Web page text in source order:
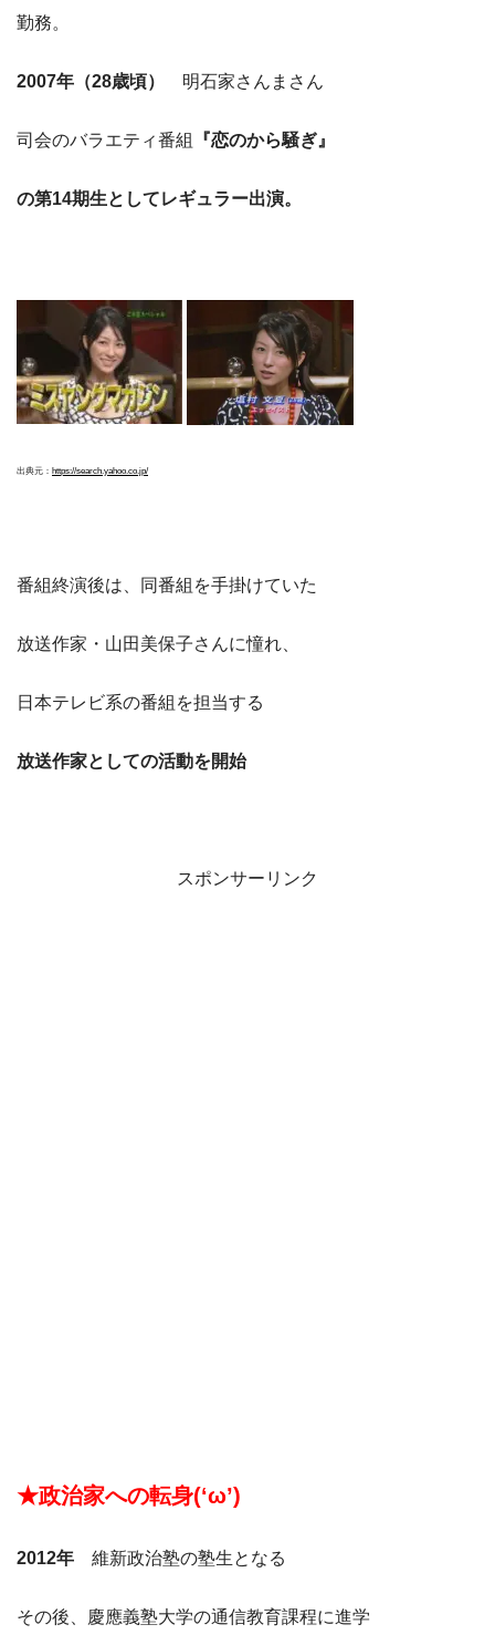
勤務。
2007年（28歳頃） 明石家さんまさん
司会のバラエティ番組 『恋のから騒ぎ』
の第14期生としてレギュラー出演。
出典元： https://search.yahoo.co.jp/
番組終演後は、同番組を手掛けていた
放送作家・山田美保子さんに憧れ、
日本テレビ系の番組を担当する
放送作家としての活動を開始
スポンサーリンク
★政治家への転身(‘ω’)
2012年 維新政治塾の塾生となる
その後、慶應義塾大学の通信教育課程に進学